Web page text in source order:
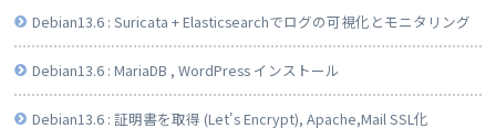
Debian13.6 : Suricata + Elasticsearchでログの可視化とモニタリング
Debian13.6 : MariaDB , WordPress インストール
Debian13.6 : 証明書を取得 (Let's Encrypt), Apache,Mail SSL化